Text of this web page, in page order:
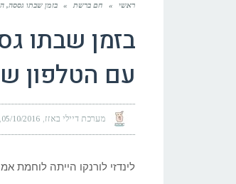
ראשי » חם ברשת » בזמן שבתו גססה,
בזמן שבתו
עם הטלפון
מערכת דיילי באזז 05/10/2016
לינדזי לורנקו הייתה לוחמת אמיצה. היא הייתה בת 18 בלבד